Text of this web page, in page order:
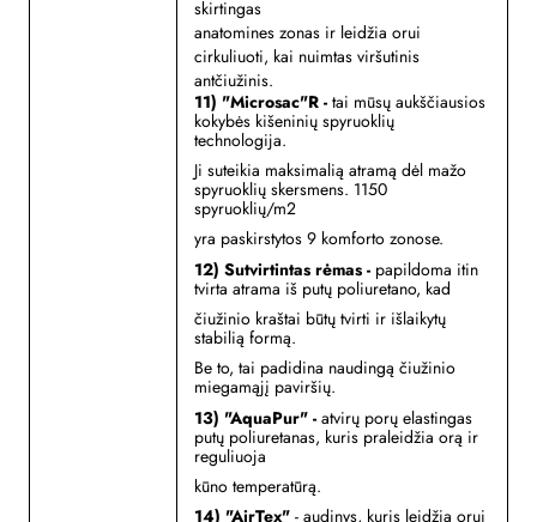
skirtingas
anatomines zonas ir leidžia orui
cirkuliuoti, kai nuimtas viršutinis
antčiužinis.
11) "Microsac"R - tai mūsų aukščiausios
kokybės kišeninių spyruoklių
technologija.
Ji suteikia maksimalią atramą dėl mažo
spyruoklių skersmens. 1150
spyruoklių/m2
yra paskirstytos 9 komforto zonose.
12) Sutvirtintas rėmas - papildoma itin
tvirta atrama iš putų poliuretano, kad
čiužinio kraštai būtų tvirti ir išlaikytų
stabilią formą.
Be to, tai padidina naudingą čiužinio
miegamąjį paviršių.
13) "AquaPur" - atvirų porų elastingas
putų poliuretanas, kuris praleidžia orą ir
reguliuoja
kūno temperatūrą.
14) "AirTex" - audinys, kuris leidžia orui